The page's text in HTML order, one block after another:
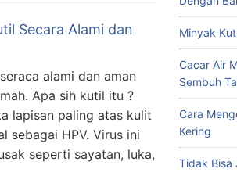
Secara Alami dan
alami dan aman
Apa sih kutil itu ?
lapisan paling atas kulit
sebagai HPV. Virus ini
seperti sayatan, luka,
Minyak
Cacar Air
Sembuh
Cara
Kering
Tidak Bisa